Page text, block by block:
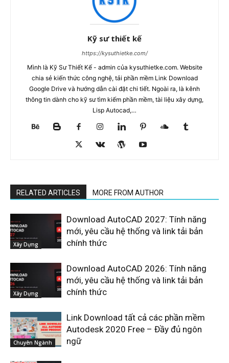
Kỹ sư thiết kế
https://kysuthietke.com/
Mình là Kỹ Sư Thiết Kế - admin của kysuthietke.com. Website
chia sẻ kiến thức công nghệ, tải phần mềm Link Download
Google Drive và hướng dẫn cài đặt chi tiết. Ngoài ra, là kênh
thông tin dành cho kỹ sư tìm kiếm phần mềm, tài liệu xây dựng,
Lisp Autocad,…
RELATED ARTICLES MORE FROM AUTHOR
Xây Dựng
Download AutoCAD 2027: Tính năng
mới, yêu cầu hệ thống và link tải bản
chính thức
Xây Dựng
Download AutoCAD 2026: Tính năng
mới, yêu cầu hệ thống và link tải bản
chính thức
Chuyên Ngành
Link Download tất cả các phần mềm
Autodesk 2020 Free – Đầy đủ ngôn
ngữ